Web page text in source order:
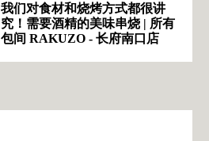
我们对食材和烧烤方式都很讲
究！需要酒精的美味串烧 | 所有
包间 RAKUZO - 长府南口店